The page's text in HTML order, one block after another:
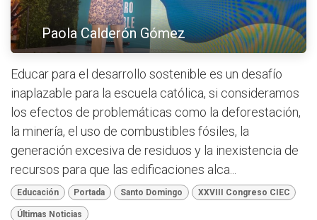
Paola Calderón Gómez
Educar para el desarrollo sostenible es un desafío
inaplazable para la escuela católica, si consideramos
los efectos de problemáticas como la deforestación,
la minería, el uso de combustibles fósiles, la
generación excesiva de residuos y la inexistencia de
recursos para que las edificaciones alca...
Educación Portada Santo Domingo XXVIII Congreso CIEC
Últimas Noticias